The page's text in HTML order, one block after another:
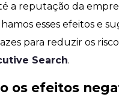
a reputação da
esses efeitos e
para reduzir os
Search.
os efeitos